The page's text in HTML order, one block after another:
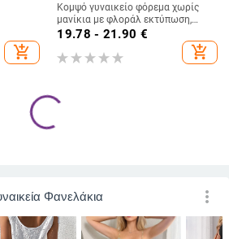
add_shopping_cart
Κομψό γυναικείο φόρεμα χωρίς
μανίκια με φλοράλ εκτύπωση,
λεπτές τιράντες και λεπτομέρεια
δέσιμου, μίνι μήκος, γραμμή Α,
casual
19.78 - 21.90 €
add_shopping_cart